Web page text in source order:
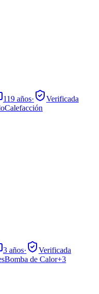
119 años·
Verificada
Calefacción
3 años·
Verificada
Bomba de Calor+3